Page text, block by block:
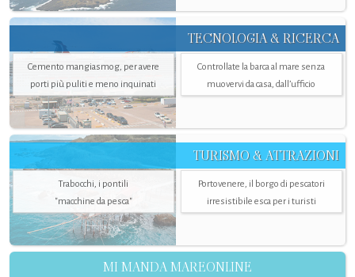
TECNOLOGIA & RICERCA
Cemento mangiasmog, per avere
porti più puliti e meno inquinati
Controllate la barca al mare senza
muovervi da casa, dall’ufficio
TURISMO & ATTRAZIONI
Trabocchi, i pontili
"macchine da pesca"
Portovenere, il borgo di pescatori
irresistibile esca per i turisti
MI MANDA MAREONLINE